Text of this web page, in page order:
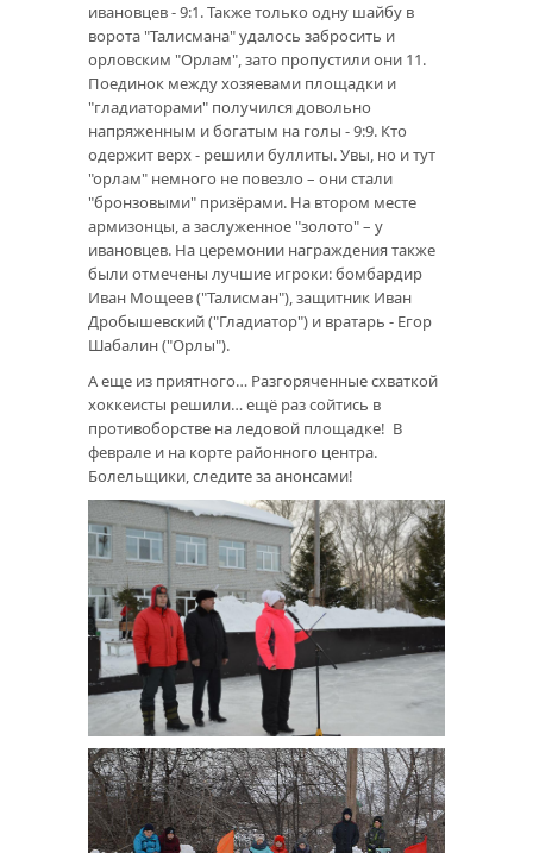
ивановцев - 9:1. Также только одну шайбу в
ворота "Талисмана" удалось забросить и
орловским "Орлам", зато пропустили они 11.
Поединок между хозяевами площадки и
"гладиаторами" получился довольно
напряженным и богатым на голы - 9:9. Кто
одержит верх - решили буллиты. Увы, но и тут
"орлам" немного не повезло – они стали
"бронзовыми" призёрами. На втором месте
армизонцы, а заслуженное "золото" – у
ивановцев. На церемонии награждения также
были отмечены лучшие игроки: бомбардир
Иван Мощеев ("Талисман"), защитник Иван
Дробышевский ("Гладиатор") и вратарь - Егор
Шабалин ("Орлы").
А еще из приятного… Разгоряченные схваткой
хоккеисты решили… ещё раз сойтись в
противоборстве на ледовой площадке! В
феврале и на корте районного центра.
Болельщики, следите за анонсами!